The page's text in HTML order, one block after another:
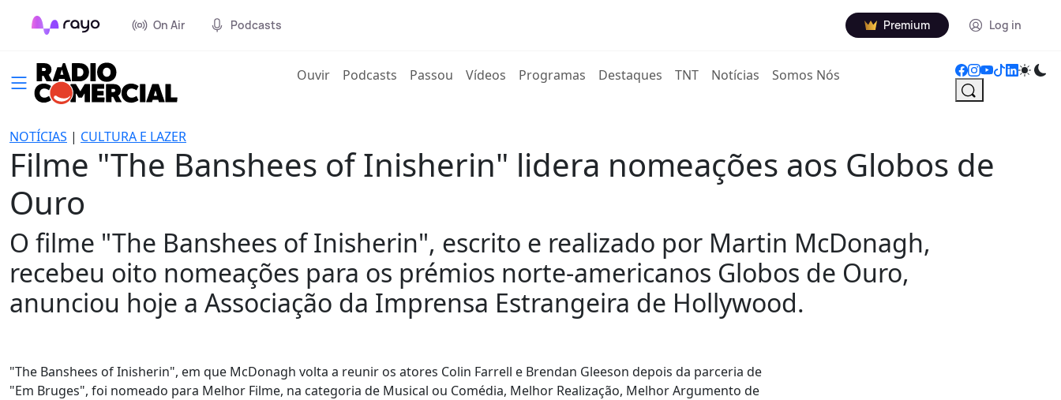
On Air Podcasts Premium Log in
Ouvir(current)
Podcasts Passou Vídeos Programas Destaques TNT Notícias Somos Nós
NOTÍCIAS | CULTURA E LAZER
Filme "The Banshees of Inisherin" lidera nomeações aos Globos de
Ouro
O filme "The Banshees of Inisherin", escrito e realizado por Martin McDonagh,
recebeu oito nomeações para os prémios norte-americanos Globos de Ouro,
anunciou hoje a Associação da Imprensa Estrangeira de Hollywood.
"The Banshees of Inisherin", em que McDonagh volta a reunir os atores Colin Farrell e Brendan Gleeson depois da parceria de
"Em Bruges", foi nomeado para Melhor Filme, na categoria de Musical ou Comédia, Melhor Realização, Melhor Argumento de